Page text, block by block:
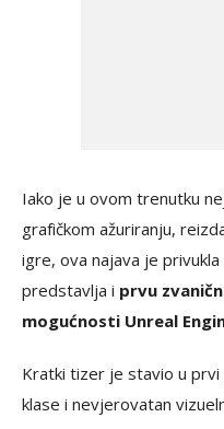
Iako je u ovom trenutku
grafičkom ažuriranju,
igre, ova najava je
predstavlja i prvu
mogućnosti Unreal
Kratki tizer je stavio u
klase i nevjerovatan